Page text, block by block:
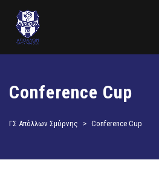
Conference Cup
ΓΣ Απόλλων Σμύρνης > Conference Cup